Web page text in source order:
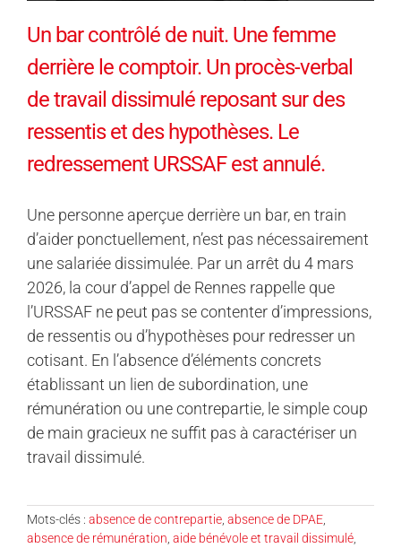
Un bar contrôlé de nuit. Une femme
derrière le comptoir. Un procès-verbal
de travail dissimulé reposant sur des
ressentis et des hypothèses. Le
redressement URSSAF est annulé.
Une personne aperçue derrière un bar, en train
d’aider ponctuellement, n’est pas nécessairement
une salariée dissimulée. Par un arrêt du 4 mars
2026, la cour d’appel de Rennes rappelle que
l’URSSAF ne peut pas se contenter d’impressions,
de ressentis ou d’hypothèses pour redresser un
cotisant. En l’absence d’éléments concrets
établissant un lien de subordination, une
rémunération ou une contrepartie, le simple coup
de main gracieux ne suffit pas à caractériser un
travail dissimulé.
Mots-clés : absence de contrepartie absence de DPAE
absence de rémunération aide bénévole et travail dissimulé